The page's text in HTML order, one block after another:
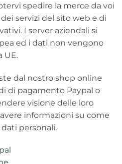
spedire la merce da voi
servizi del sito web e di
I server aziendali si
ed i dati non vengono
UE.
dal nostro shop online
di pagamento Paypal o
visione delle loro
informazioni su come
personali.